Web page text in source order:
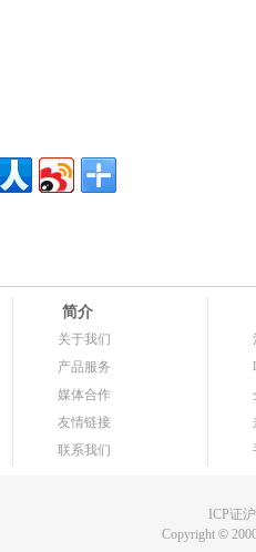
简介
关于我们
产品服务
媒体合作
友情链接
联系我们
ICP证
Copyright©